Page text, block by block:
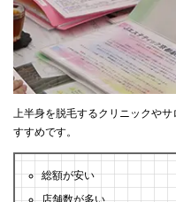
上半身を脱毛するクリニックや
すすめです。
総額が安い